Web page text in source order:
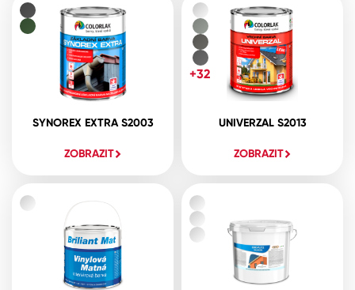
SYNOREX EXTRA S2003
ZOBRAZIT
UNIVERZAL S2013
ZOBRAZIT
+32